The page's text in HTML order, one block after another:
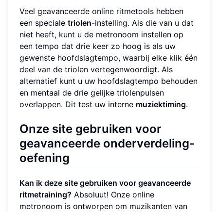
Veel geavanceerde online ritmetools hebben
een speciale triolen-instelling. Als die van u dat
niet heeft, kunt u de metronoom instellen op
een tempo dat drie keer zo hoog is als uw
gewenste hoofdslagtempo, waarbij elke klik één
deel van de triolen vertegenwoordigt. Als
alternatief kunt u uw hoofdslagtempo behouden
en mentaal de drie gelijke triolenpulsen
overlappen. Dit test uw interne muziektiming.
Onze site gebruiken voor
geavanceerde onderverdeling-
oefening
Kan ik deze site gebruiken voor geavanceerde
ritmetraining? Absoluut! Onze online
metronoom is ontworpen om muzikanten van